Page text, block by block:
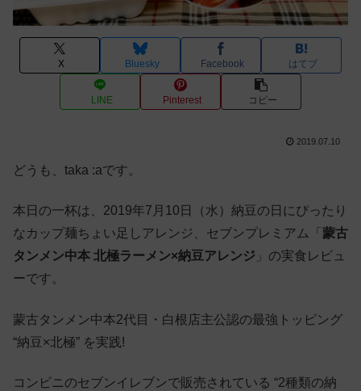
X Bluesky Facebook はてブ
LINE Pinterest コピー
2019.07.10
どうも、taka :aです。
本日の一杯は、2019年7月10日（水）納豆の日にぴったり
なカップ麺ちょい足しアレンジ、セブンプレミアム「 蒙古
タンメン中本 北極ラーメン×納豆アレンジ 」の実食レビュ
ーです。
蒙古タンメン中本2代目・白根店主公認の最強トッピング
“納豆×北極” を実践!
コンビニのセブンイレブンで販売されている “2種類の納